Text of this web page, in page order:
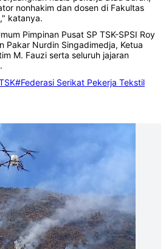
nonhakim dan dosen di Fakultas
katanya.
Pimpinan Pusat SP TSK-SPSI Roy
Pakar Nurdin Singadimedja, Ketua
M. Fauzi serta seluruh jajaran
#Federasi Serikat Pekerja Tekstil